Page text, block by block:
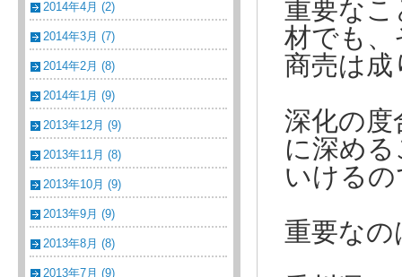
2014年4月 (2)
2014年3月 (7)
2014年2月 (8)
2014年1月 (9)
2013年12月 (9)
2013年11月 (8)
2013年10月 (9)
2013年9月 (9)
2013年8月 (8)
2013年7月 (9)
重要な
材でも
商売は
深化の度
に深め
いける
重要なの